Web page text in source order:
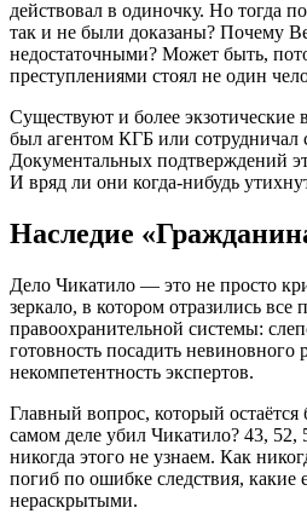
действовал в одиночку. Но тогда
так и не были доказаны? Почему
недостаточными? Может быть,
преступлениями стоял не один
Существуют и более экзотические
был агентом КГБ или сотрудничал
Документальных подтверждений
И вряд ли они когда-нибудь
Наследие
Дело Чикатило — это не просто
зеркало, в котором отразились все
правоохранительной системы:
готовность посадить невиновного
некомпетентность экспертов.
Главный вопрос, который остаётся
самом деле убил Чикатило? 43, 52,
никогда этого не узнаем. Как
погиб по ошибке следствия, какие
нераскрытыми.